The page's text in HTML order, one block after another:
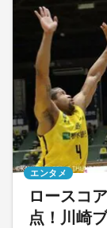
ロースコ
点！川崎
エンタメ